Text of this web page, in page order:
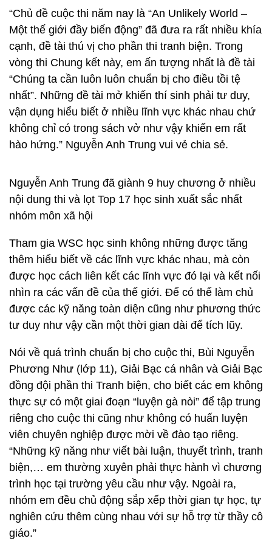
“Chủ đề cuộc thi năm nay là “An Unlikely World –
Một thế giới đầy biến động” đã đưa ra rất nhiều khía
cạnh, đề tài thú vị cho phần thi tranh biện. Trong
vòng thi Chung kết này, em ấn tượng nhất là đề tài
“Chúng ta cần luôn luôn chuẩn bị cho điều tồi tệ
nhất”. Những đề tài mở khiến thí sinh phải tư duy,
vận dụng hiểu biết ở nhiều lĩnh vực khác nhau chứ
không chỉ có trong sách vở như vậy khiến em rất
hào hứng.” Nguyễn Anh Trung vui vẻ chia sẻ.
Nguyễn Anh Trung đã giành 9 huy chương ở nhiều
nội dung thi và lọt Top 17 học sinh xuất sắc nhất
nhóm môn xã hội
Tham gia WSC học sinh không những được tăng
thêm hiểu biết về các lĩnh vực khác nhau, mà còn
được học cách liên kết các lĩnh vực đó lại và kết nối
nhìn ra các vấn đề của thế giới. Để có thể làm chủ
được các kỹ năng toàn diện cũng như phương thức
tư duy như vậy cần một thời gian dài để tích lũy.
Nói về quá trình chuẩn bị cho cuộc thi, Bùi Nguyễn
Phương Như (lớp 11), Giải Bạc cá nhân và Giải Bạc
đồng đội phần thi Tranh biện, cho biết các em không
thực sự có một giai đoạn “luyện gà nòi” để tập trung
riêng cho cuộc thi cũng như không có huấn luyện
viên chuyên nghiệp được mời về đào tạo riêng.
“Những kỹ năng như viết bài luận, thuyết trình, tranh
biện,… em thường xuyên phải thực hành vì chương
trình học tại trường yêu cầu như vậy. Ngoài ra,
nhóm em đều chủ động sắp xếp thời gian tự học, tự
nghiên cứu thêm cùng nhau với sự hỗ trợ từ thầy cô
giáo.”